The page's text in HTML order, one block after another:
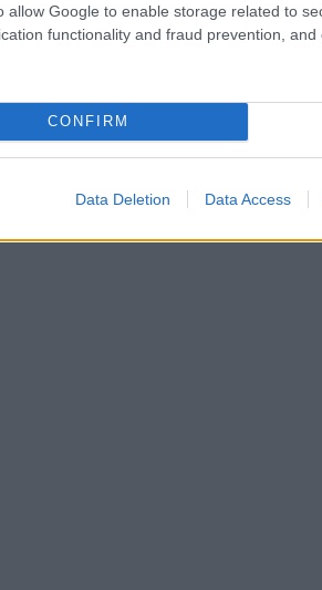
allow Google to enable storage related to
functionality and fraud prevention, and
CONFIRM
Data Deletion Data Access
publikus infóm sajnos.